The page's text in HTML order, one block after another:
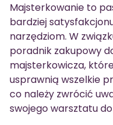
Majsterkowanie to
bardziej
narzędziom. W
poradnik zakupowy
majsterkowicza,
usprawnią wszelkie
co należy zwrócić
swojego warsztatu